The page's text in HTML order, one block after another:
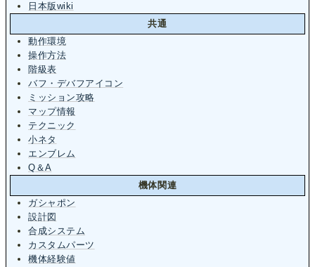
日本版wiki
共通
動作環境
操作方法
階級表
バフ・デバフアイコン
ミッション攻略
マップ情報
テクニック
小ネタ
エンブレム
Q＆A
機体関連
ガシャポン
設計図
合成システム
カスタムパーツ
機体経験値